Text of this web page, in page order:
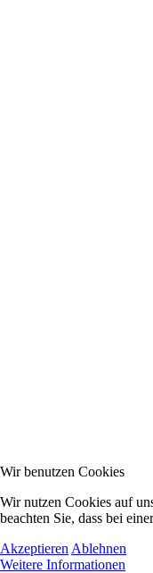
Wir benutzen Cookies
Wir nutzen Cookies auf
beachten Sie, dass bei
Akzeptieren Ablehnen
Weitere Informationen